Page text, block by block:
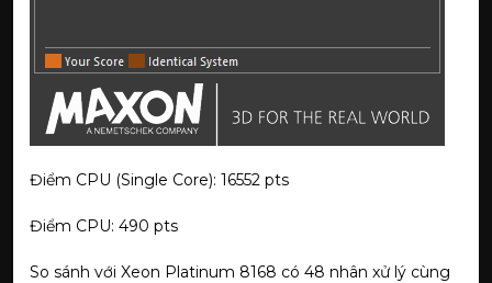
Điểm CPU (Single Core): 16552 pts
Điểm CPU: 490 pts
So sánh với Xeon Platinum 8168 có 48 nhân xử lý cùng